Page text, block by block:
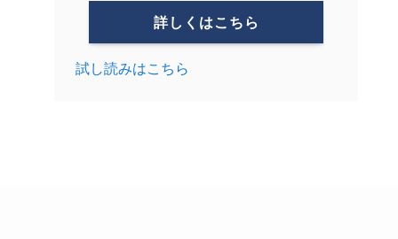
詳しくはこちら
試し読みはこちら